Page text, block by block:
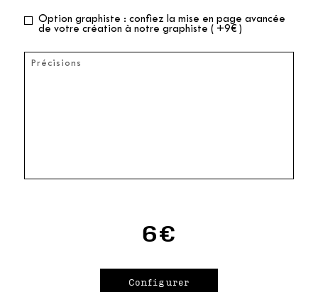
Option graphiste : confiez la mise en page avancée
de votre création à notre graphiste ( +9€ )
6€